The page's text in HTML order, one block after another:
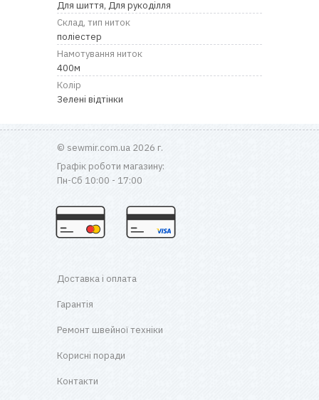
Для шиття, Для рукоділля
Склад, тип ниток
поліестер
Намотування ниток
400м
Колір
Зелені відтінки
© sewmir.com.ua 2026 г.
Графік роботи магазину:
Пн-Сб 10:00 - 17:00
Доставка і оплата
Гарантія
Ремонт швейної техніки
Корисні поради
Контакти